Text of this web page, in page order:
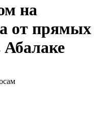
на
от прямых
Абалаке